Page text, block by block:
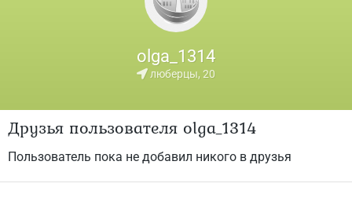
olga_1314
люберцы, 20
Друзья пользователя olga_1314
Пользователь пока не добавил никого в друзья